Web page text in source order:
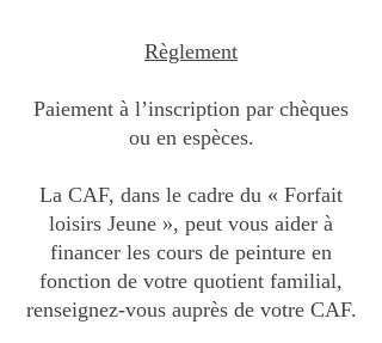
Règlement
Paiement à l’inscription par chèques
ou en espèces.
La CAF, dans le cadre du « Forfait
loisirs Jeune », peut vous aider à
financer les cours de peinture en
fonction de votre quotient familial,
renseignez-vous auprès de votre CAF.